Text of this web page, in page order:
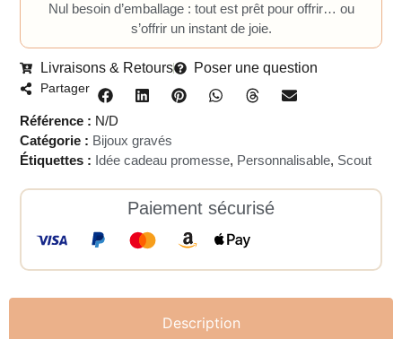
Nul besoin d’emballage : tout est prêt pour offrir… ou
s’offrir un instant de joie.
Livraisons & Retours Poser une question
Partager
Référence : N/D
Catégorie : Bijoux gravés
Étiquettes : Idée cadeau promesse, Personnalisable, Scout
Paiement sécurisé
Description